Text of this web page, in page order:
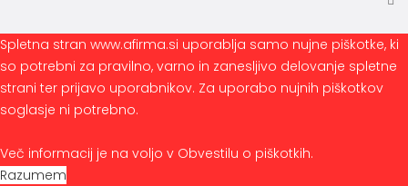
Spletna stran www.afirma.si uporablja samo nujne piškotke, ki
so potrebni za pravilno, varno in zanesljivo delovanje spletne
strani ter prijavo uporabnikov. Za uporabo nujnih piškotkov
soglasje ni potrebno.
Več informacij je na voljo v Obvestilu o piškotkih.
Razumem